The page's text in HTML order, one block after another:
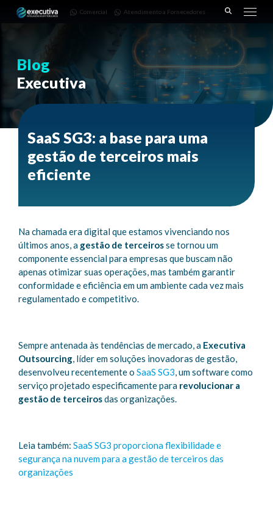
3668-
Pinhais
Comercial Atendimento a Fornecedores
Blog
Executiva
SaaS SG3: a base para uma
gestão de terceiros mais
eficiente
Na chamada era digital que estamos vivenciando nos
últimos anos, a gestão de terceirosse tornou um
componente essencial para empresas que buscam não
apenas otimizar suas operações, mas também garantir
conformidade e eficiência em um ambiente cada vez mais
regulamentado e competitivo.
Sempre antenada às tendências de mercado, a Executiva
Outsourcing, líder em soluções inovadoras de gestão,
desenvolveu recentemente o SaaS SG3, um software como
serviço projetado especificamente para revolucionar a
gestão de terceirosdas organizações.
Leia também: SaaS SG3 proporciona flexibilidade e
segurança na nuvem para a gestão de terceiros das
organizações